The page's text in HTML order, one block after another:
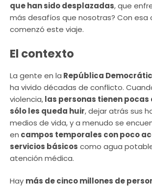
que han sido desplazadas, que
más desafíos que nosotras? Con esa
comenzó este viaje.
El contexto
La gente en la República
ha vivido décadas de conflicto.
violencia,las personas tienen pocas
sólo les queda huir, dejar atrás sus
medios de vida, y a menudo se
en campos temporales con poco
servicios básicos como agua
atención médica.
Hay más de cinco millones de